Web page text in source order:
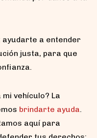
a entender
justa, para que
vehículo? La
brindarte ayuda.
aquí para